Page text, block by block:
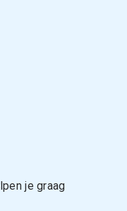
je graag